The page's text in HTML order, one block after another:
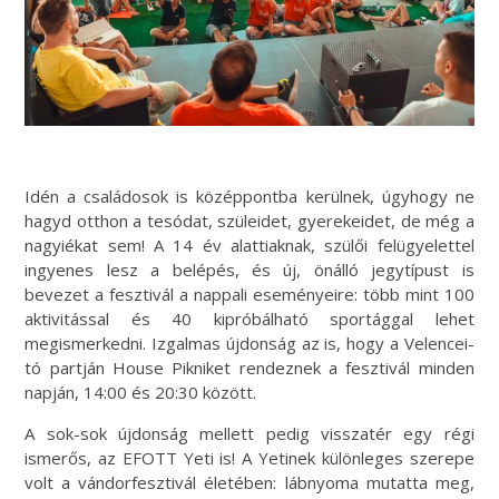
Idén a családosok is középpontba kerülnek, úgyhogy ne
hagyd otthon a tesódat, szüleidet, gyerekeidet, de még a
nagyiékat sem! A 14 év alattiaknak, szülői felügyelettel
ingyenes lesz a belépés, és új, önálló jegytípust is
bevezet a fesztivál a nappali eseményeire: több mint 100
aktivitással és 40 kipróbálható sportággal lehet
megismerkedni. Izgalmas újdonság az is, hogy a Velencei-
tó partján House Pikniket rendeznek a fesztivál minden
napján, 14:00 és 20:30 között.
A sok-sok újdonság mellett pedig visszatér egy régi
ismerős, az EFOTT Yeti is! A Yetinek különleges szerepe
volt a vándorfesztivál életében: lábnyoma mutatta meg,